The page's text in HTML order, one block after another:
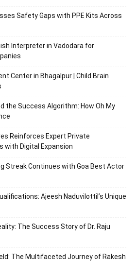
Safety Gaps with PPE Kits Across
Interpreter in Vadodara for
Center in Bhagalpur | Child Brain
the Success Algorithm: How Oh My
Reinforces Expert Private
with Digital Expansion
Streak Continues with Goa Best Actor
Ajeesh Naduvilottil’s Unique
The Success Story of Dr. Raju
The Multifaceted Journey of Rakesh